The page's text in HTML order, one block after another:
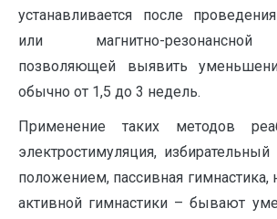
устанавливается после
или магнитно-резонансной
позволяющей выявить
обычно от 1,5 до 3 недель.
Применение таких методов
электростимуляция, избирательный
положением, пассивная
активной гимнастики – бывают